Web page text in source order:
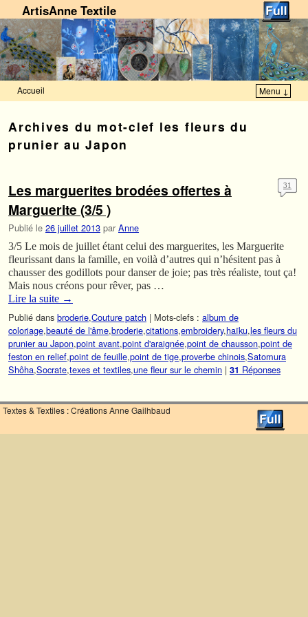
ArtisAnne Textile
Accueil Menu ↓
Archives du mot-clef les fleurs du
prunier au Japon
Les marguerites brodées offertes à
Marguerite (3/5 )
Publié le 26 juillet 2013 par Anne
31
3/5 Le mois de juillet étant celui des marguerites, les Marguerite
fleurissant dans la famille, en voilà d’autres qui n’hésitent pas à
chausser des godillots pour danser de joie; pas très réaliste, tout ça!
Mais nous créons pour rêver, pas …
Lire la suite →
Publié dans broderie,Couture patch | Mots-clefs : album de
coloriage,beauté de l'âme,broderie,citations,embroidery,haïku,les fleurs du
prunier au Japon,point avant,point d'araignée,point de chausson,point de
feston en relief,point de feuille,point de tige,proverbe chinois,Satomura
Shôha,Socrate,texes et textiles,une fleur sur le chemin | 31 Réponses
Textes & Textiles : Créations Anne Gailhbaud